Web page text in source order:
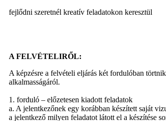
fejlődni szeretnél kreatív feladatokon keresztül
A FELVÉTELIRŐL:
A képzésre a felvételi eljárás két fordulóban
alkalmasságáról.
1. forduló – előzetesen kiadott feladatok
a. A jelentkezőnek egy korábban készített saját
a jelentkező milyen feladatot látott el a készítése